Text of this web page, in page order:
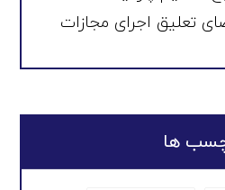
تعلیق اجرای مجازات
ها